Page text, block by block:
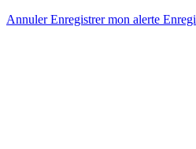
AnnulerEnregistrer mon alerte